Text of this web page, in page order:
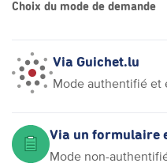
Choix du mode de demande
Via Guichet.lu
Mode authentifié et
Via un formulaire
Mode non-